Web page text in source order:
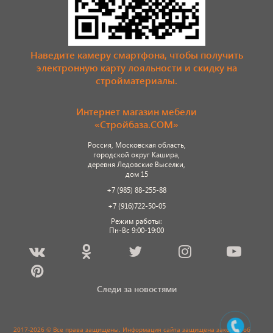
Наведите камеру смартфона, чтобы получить
электронную карту лояльности и скидку на
стройматериалы.
Интернет магазин мебели
«Стройбаза.COM»
Россия, Московская область,
городской округ Кашира,
деревня Ледовские Выселки,
дом 15
+7 (985) 88-255-88
+7 (916)722-50-05
Режим работы:
Пн-Вс 9:00-19:00
Следи за новостями
2017-2026 © Все права защищены. Информация сайта защищена законом об